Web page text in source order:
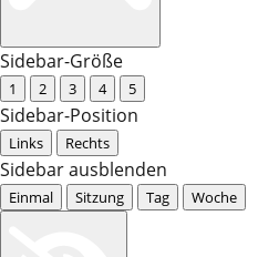
Sidebar-Größe
1 2 3 4 5
Sidebar-Position
Links Rechts
Sidebar ausblenden
Einmal Sitzung Tag Woche